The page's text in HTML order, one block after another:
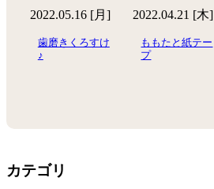
2022.05.16 [月]
歯磨きくろすけ
♪
2022.04.21 [木]
ももたと紙テー
プ
カテゴリ